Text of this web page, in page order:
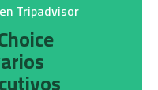
Tripadvisor